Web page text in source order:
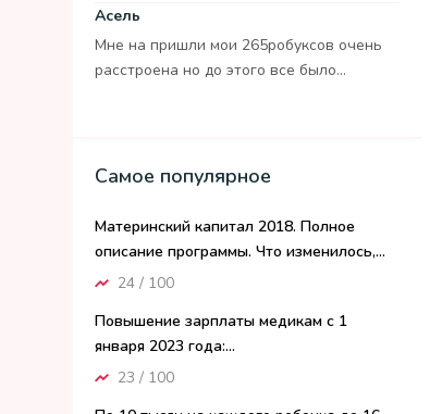
Асель
Мне на пришли мои 265робуксов очень
расстроена но до этого все было...
Самое популярное
Материнский капитал 2018. Полное
описание программы. Что изменилось,...
24 / 100
Повышение зарплаты медикам с 1
января 2023 года:...
23 / 100